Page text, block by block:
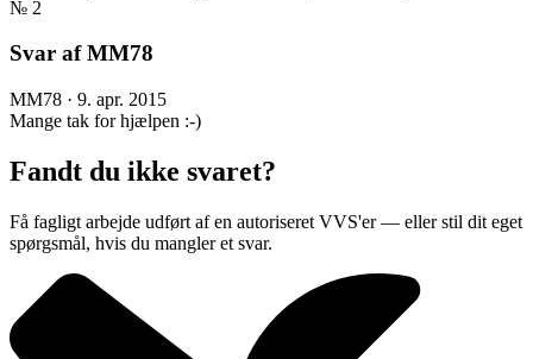
№ 2
Svar af MM78
MM78 · 9. apr. 2015
Mange tak for hjælpen :-)
Fandt du ikke svaret?
Få fagligt arbejde udført af en autoriseret VVS'er — eller stil dit eget
spørgsmål, hvis du mangler et svar.